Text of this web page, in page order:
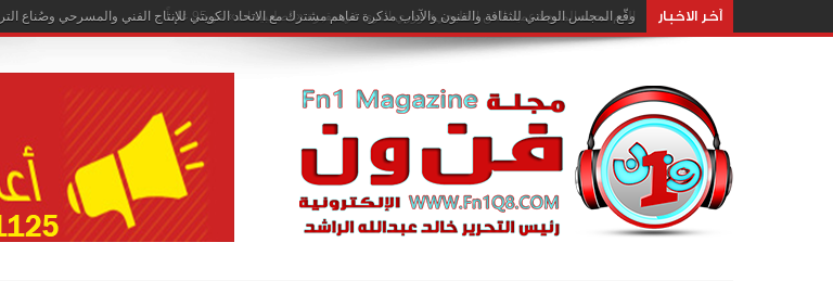
آخر الاخبار وقّع المجلس الوطني للثقافة والفنون والآداب مذكرة تفاهم مشترك مع الاتحاد الكويتي للإنتاج الفني والمسرحي وصُناع